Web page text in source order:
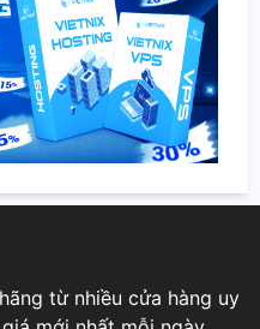
từ nhiều cửa hàng uy